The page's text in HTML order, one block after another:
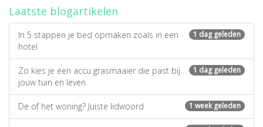
Laatste blogartikelen
1 dag geleden
In 5 stappen je bed opmaken zoals in een
hotel
1 dag geleden
Zo kies je een accu grasmaaier die past bij
jouw tuin en leven
1 week geleden
De of het woning? Juiste lidwoord